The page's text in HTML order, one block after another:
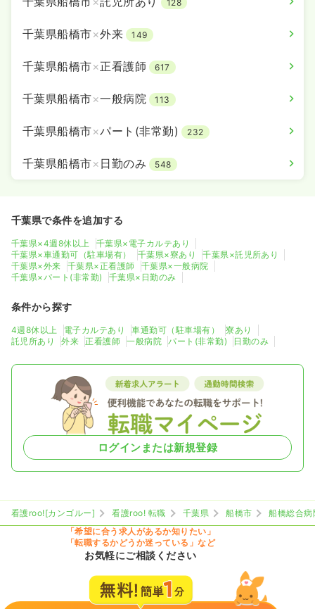
128
千葉県船橋市×外来 149
千葉県船橋市×正看護師 617
千葉県船橋市×一般病院 113
千葉県船橋市×パート(非常勤) 232
千葉県船橋市× 日勤のみ 548
千葉県で条件を追加する
千葉県×4週8休以上
千葉県×電子カルテあり
千葉県×車通勤可（駐車場有）
千葉県×寮あり
千葉県×託児所あり
千葉県×外来
千葉県×正看護師
千葉県×一般病院
千葉県×パート(非常勤)
千葉県×日勤のみ
条件から探す
4週8休以上 電子カルテあり 車通勤可（駐車場有）
寮あり
託児所あり
外来 正看護師 一般病院 パート(非常勤) 日勤のみ
ログインまたは新規登録
看護roo![カンゴルー] 看護roo! 転職 千葉県 船橋市
船橋総合病
「希望に合う求人があるか知りたい」
「転職するかどうか迷っている」など
お気軽にご相談ください